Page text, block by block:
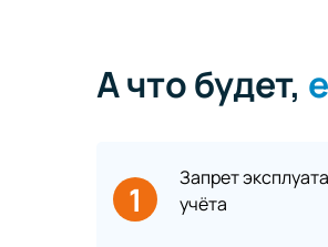
А что будет,
1
Запрет
учёта